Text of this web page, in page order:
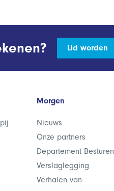
Lid worden
Morgen
Nieuws
Onze partners
Departement Besturen
Verslaglegging
Verhalen van